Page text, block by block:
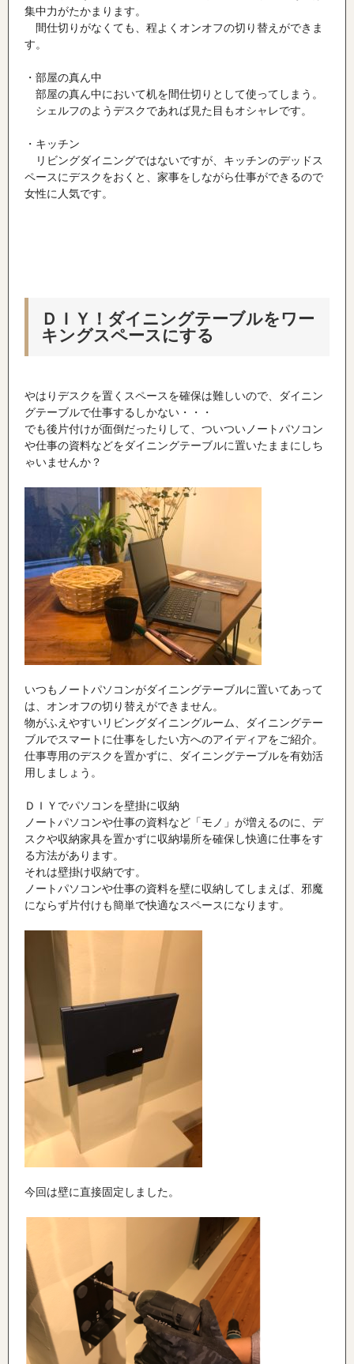
集中力がたかまります。
間仕切りがなくても、程よくオンオフの切り替えができま
す。
・部屋の真ん中
部屋の真ん中において机を間仕切りとして使ってしまう。
シェルフのようデスクであれば見た目もオシャレです。
・キッチン
リビングダイニングではないですが、キッチンのデッドス
ペースにデスクをおくと、家事をしながら仕事ができるので
女性に人気です。
ＤＩＹ！ダイニングテーブルをワー
キングスペースにする
やはりデスクを置くスペースを確保は難しいので、ダイニン
グテーブルで仕事するしかない・・・
でも後片付けが面倒だったりして、ついついノートパソコン
や仕事の資料などをダイニングテーブルに置いたままにしち
ゃいませんか？
いつもノートパソコンがダイニングテーブルに置いてあって
は、オンオフの切り替えができません。
物がふえやすいリビングダイニングルーム、ダイニングテー
ブルでスマートに仕事をしたい方へのアイディアをご紹介。
仕事専用のデスクを置かずに、ダイニングテーブルを有効活
用しましょう。
ＤＩＹでパソコンを壁掛に収納
ノートパソコンや仕事の資料など「モノ」が増えるのに、デ
スクや収納家具を置かずに収納場所を確保し快適に仕事をす
る方法があります。
それは壁掛け収納です。
ノートパソコンや仕事の資料を壁に収納してしまえば、邪魔
にならず片付けも簡単で快適なスペースになります。
今回は壁に直接固定しました。